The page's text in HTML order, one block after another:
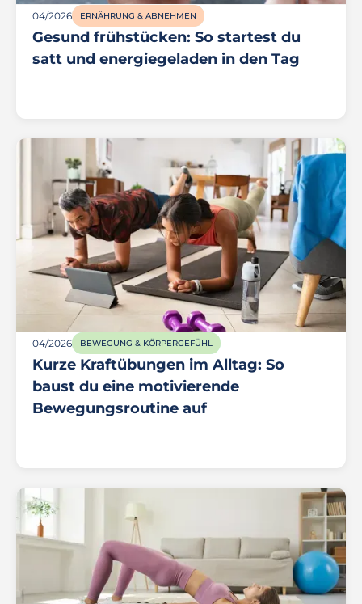
04/2026 ERNÄHRUNG & ABNEHMEN
Gesund frühstücken: So startest du
satt und energiegeladen in den Tag
04/2026 BEWEGUNG & KÖRPERGEFÜHL
Kurze Kraftübungen im Alltag: So
baust du eine motivierende
Bewegungsroutine auf